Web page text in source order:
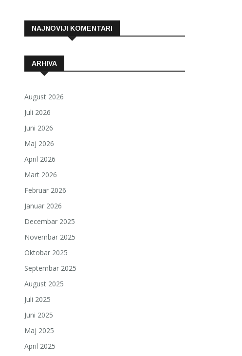
NAJNOVIJI KOMENTARI
ARHIVA
August 2026
Juli 2026
Juni 2026
Maj 2026
April 2026
Mart 2026
Februar 2026
Januar 2026
Decembar 2025
Novembar 2025
Oktobar 2025
Septembar 2025
August 2025
Juli 2025
Juni 2025
Maj 2025
April 2025